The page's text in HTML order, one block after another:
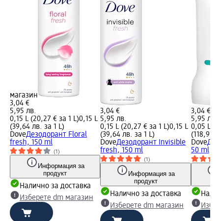
магазин
3,04 €
5,95 лв.
0,15 L (20,27 € за 1 L)0,15 L
(39,64 лв. за 1 L)
DoveДезодорант Floral
fresh, 150 ml
(1)
Информация за
продукт
Налично за доставка
Изберете dm магазин
3,04 €
5,95 лв.
0,15 L (20,27 € за 1 L)0,15 L
(39,64 лв. за 1 L)
DoveДезодорант Invisible
fresh, 150 ml
(1)
Информация за
продукт
Налично за доставка
Изберете dm магазин
3,04 €
5,95 лв.
0,05 L
(118,91
Dove
50 ml